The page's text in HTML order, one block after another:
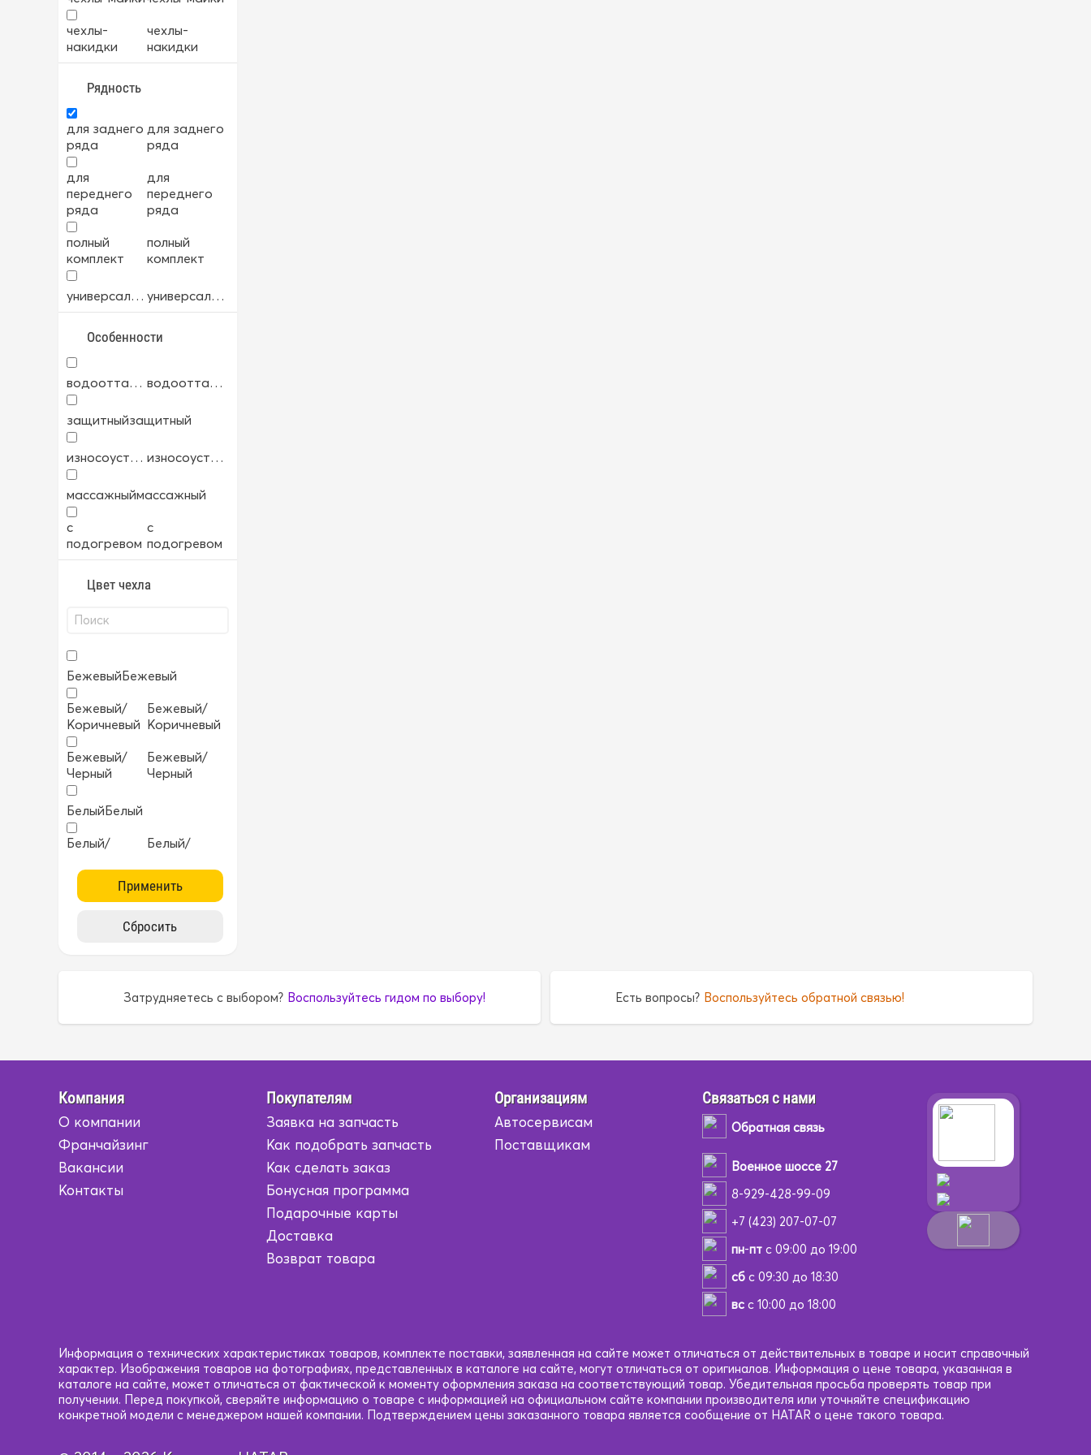
велюрвелюр
велюр+экокожа велюр+экокожа
ткань
экокожа экокожа
чехлы-
накидки
чехлы-
накидки
Рядность
для заднего
ряда
для заднего
ряда
для
переднего
ряда
для
переднего
ряда
полный
комплект
полный
комплект
универсальный универсальный
Особенности
водоотталкивающий водоотталкивающий
защитныйзащитный
износоустойчивый износоустойчивый
массажныймассажный
с
подогревом
с
подогревом
Цвет чехла
БежевыйБежевый
Бежевый/
Коричневый
Бежевый/
Коричневый
Бежевый/
Черный
Бежевый/
Черный
БелыйБелый
Белый/
Белый/
БирюзовыйБирюзовый
БордовыйБордовый
ККрасный
Бежевый
Коричневый/
Желтый
Желтый
Коричневый/
Серый
Красный/
черный
Красный/
черный
РыжийРыжий
Коричневый Коричневый
Затрудняетесь с выбором? Воспользуйтесь гидом по выбору! Есть вопросы? Воспользуйтесь обратной связью!
Компания
О компании
Франчайзинг
Вакансии
Контакты
Покупателям
Заявка на запчасть
Как подобрать запчасть
Как сделать заказ
Бонусная программа
Подарочные карты
Доставка
Возврат товара
Организациям
Автосервисам
Поставщикам
Связаться с нами
Обратная связь
Военное шоссе 27
8-929-428-99-09
+7 (423) 207-07-07
пн-птс 09:00 до 19:00
сбс 09:30 до 18:30
всс 10:00 до 18:00
Информация о технических характеристиках товаров, комплекте поставки, заявленная на сайте может отличаться от действительных в товаре и носит справочный
характер. Изображения товаров на фотографиях, представленных в каталоге на сайте, могут отличаться от оригиналов. Информация о цене товара, указанная в
каталоге на сайте, может отличаться от фактической к моменту оформления заказа на соответствующий товар. Убедительная просьба проверять товар при
получении. Перед покупкой, сверяйте информацию о товаре с информацией на официальном сайте компании производителя или уточняйте спецификацию
конкретной модели с менеджером нашей компании. Подтверждением цены заказанного товара является сообщение от HATAR о цене такого товара.